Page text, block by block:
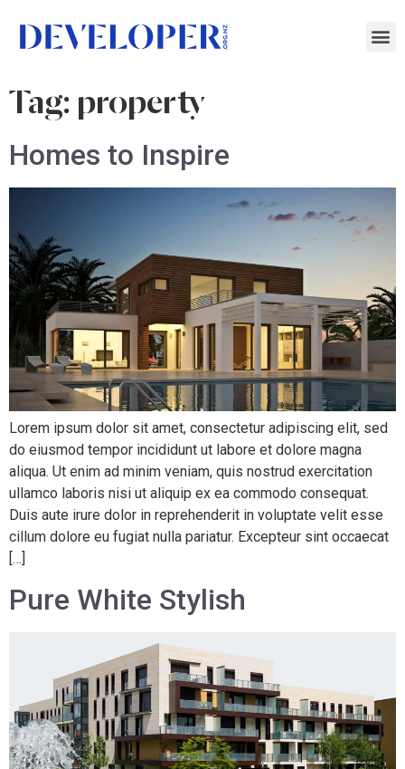
Tag: property
Homes to Inspire
Lorem ipsum dolor sit amet, consectetur adipiscing elit, sed
do eiusmod tempor incididunt ut labore et dolore magna
aliqua. Ut enim ad minim veniam, quis nostrud exercitation
ullamco laboris nisi ut aliquip ex ea commodo consequat.
Duis aute irure dolor in reprehenderit in voluptate velit esse
cillum dolore eu fugiat nulla pariatur. Excepteur sint occaecat
[…]
Pure White Stylish